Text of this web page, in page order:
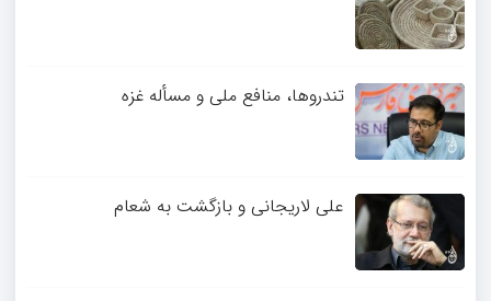
تندروها، منافع ملی و مسأله غزه
علی لاریجانی و بازگشت به شعام